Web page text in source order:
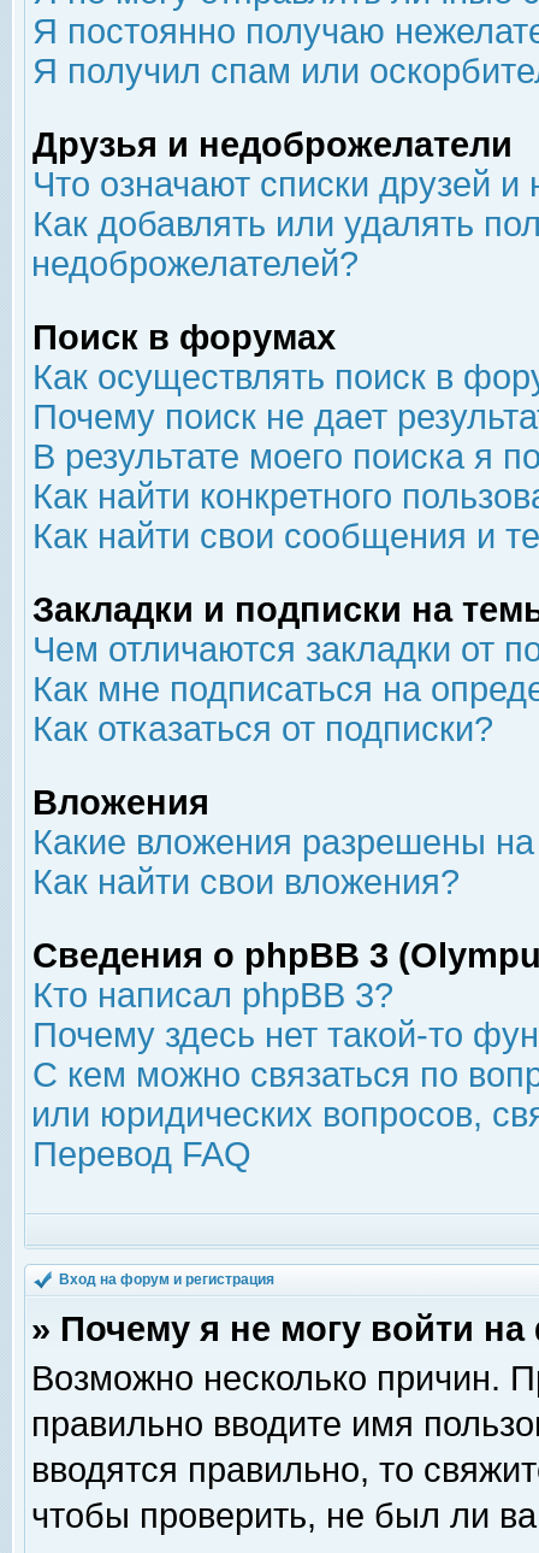
Я постоянно получаю
Я получил спам или
Друзья и недоброжелатели
Что означают списки друзей
Как добавлять или удалять
недоброжелателей?
Поиск в форумах
Как осуществлять поиск в
Почему поиск не дает
В результате моего поиска я
Как найти конкретного
Как найти свои сообщения и
Закладки и подписки на
Чем отличаются закладки от
Как мне подписаться на
Как отказаться от подписки?
Вложения
Какие вложения разрешены
Как найти свои вложения?
Сведения о phpBB 3
Кто написал phpBB 3?
Почему здесь нет такой-то
С кем можно связаться по
или юридических вопросов,
Перевод FAQ
Вход на форум и регистрация
» Почему я не могу войти
Возможно несколько причин.
правильно вводите имя
вводятся правильно, то
чтобы проверить, не был ли